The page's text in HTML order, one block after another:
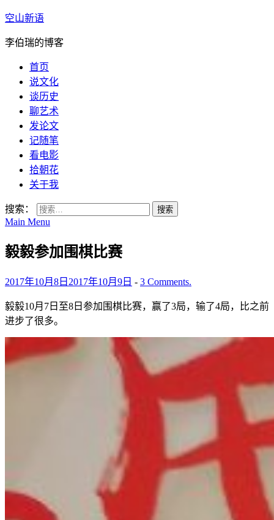
空山新语
李伯瑞的博客
首页
说文化
谈历史
聊艺术
发论文
记随笔
看电影
拾朝花
关于我
搜索：
Main Menu
毅毅参加围棋比赛
2017年10月8日 2017年10月9日 - 3 Comments.
毅毅10月7日至8日参加围棋比赛，赢了3局，输了4局，比之前
进步了很多。